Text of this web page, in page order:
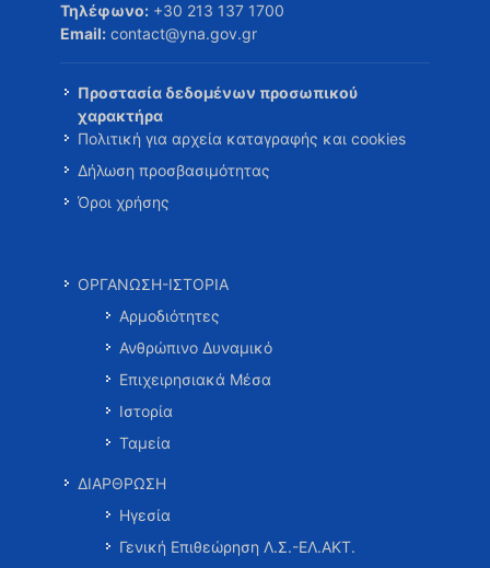
Τηλέφωνο: +30 213 137 1700
Email: contact@yna.gov.gr
Προστασία δεδομένων προσωπικού
χαρακτήρα
Πολιτική για αρχεία καταγραφής και cookies
Δήλωση προσβασιμότητας
Όροι χρήσης
ΟΡΓΑΝΩΣΗ-ΙΣΤΟΡΙΑ
Αρμοδιότητες
Ανθρώπινο Δυναμικό
Επιχειρησιακά Μέσα
Ιστορία
Ταμεία
ΔΙΑΡΘΡΩΣΗ
Ηγεσία
Γενική Επιθεώρηση Λ.Σ.-ΕΛ.ΑΚΤ.